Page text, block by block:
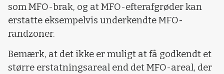
som MFO-brak, og at MFO-efterafgrøder kan
erstatte eksempelvis underkendte MFO-
randzoner.
Bemærk, at det ikke er muligt at få godkendt et
større erstatningsareal end det MFO-areal, der